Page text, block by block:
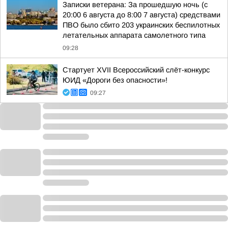
Записки ветерана: За прошедшую ночь (с
20:00 6 августа до 8:00 7 августа) средствами
ПВО было сбито 203 украинских беспилотных
летательных аппарата самолетного типа
09:28
Стартует XVII Всероссийский слёт-конкурс
ЮИД «Дороги без опасности»!
09:27